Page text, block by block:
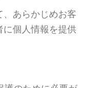
あらかじめお客
個人情報を提供